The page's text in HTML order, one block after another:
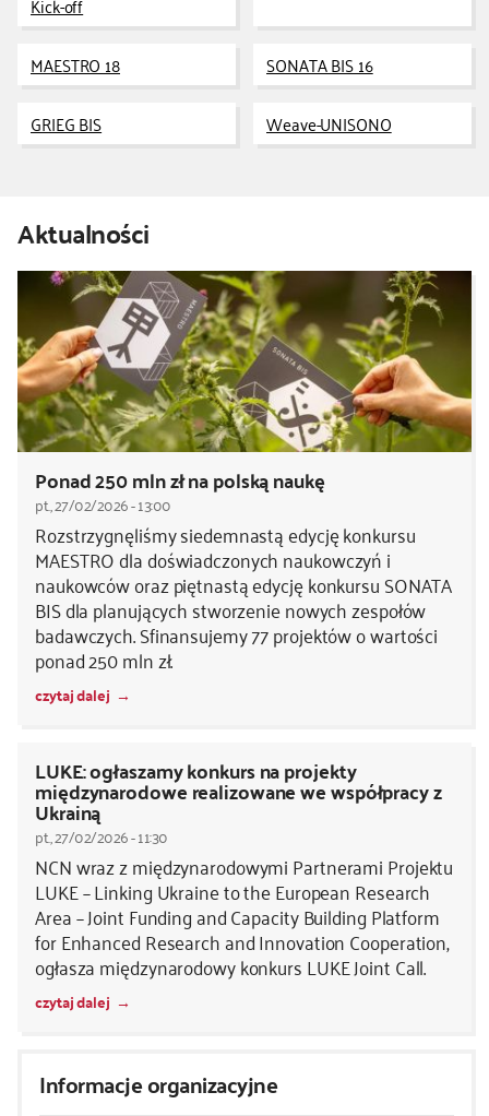
kontakt
MAESTRO 18
SONATA BIS 16
GRIEG BIS
Weave-UNISONO
Aktualności
Ponad 250 mln zł na polską naukę
pt., 27/02/2026 - 13:00
Rozstrzygnęliśmy siedemnastą edycję konkursu
MAESTRO dla doświadczonych naukowczyń i
naukowców oraz piętnastą edycję konkursu SONATA
BIS dla planujących stworzenie nowych zespołów
badawczych. Sfinansujemy 77 projektów o wartości
ponad 250 mln zł.
czytaj dalej
LUKE: ogłaszamy konkurs na projekty
międzynarodowe realizowane we współpracy z
Ukrainą
pt., 27/02/2026 - 11:30
NCN wraz z międzynarodowymi Partnerami Projektu
LUKE – Linking Ukraine to the European Research
Area – Joint Funding and Capacity Building Platform
for Enhanced Research and Innovation Cooperation,
ogłasza międzynarodowy konkurs LUKE Joint Call.
czytaj dalej
Informacje organizacyjne